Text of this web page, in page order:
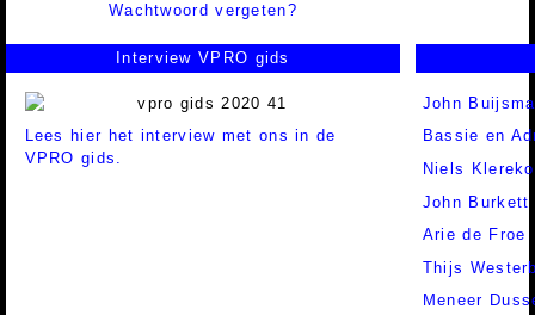
Wachtwoord vergeten?
Interview VPRO gids
Lees hier het interview met ons in de
VPRO gids.
John
Bassie en
Niels
John Burkett
Arie de Froe
Thijs
Meneer